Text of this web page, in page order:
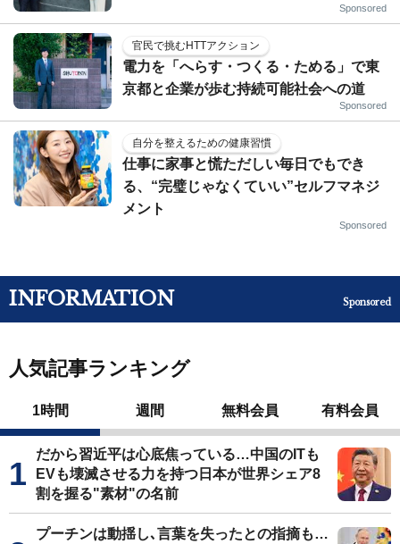
Sponsored
官民で挑むHTTアクション
電力を「へらす・つくる・ためる」で東
京都と企業が歩む持続可能社会への道
Sponsored
自分を整えるための健康習慣
仕事に家事と慌ただしい毎日でもでき
る、“完璧じゃなくていい”セルフマネジ
メント
Sponsored
INFORMATION Sponsored
人気記事ランキング
1時間 週間 無料会員 有料会員
だから習近平は心底焦っている…中国のITも
EVも壊滅させる力を持つ日本が世界シェア8
割を握る"素材"の名前
プーチンは動揺し､言葉を失ったとの指摘も…